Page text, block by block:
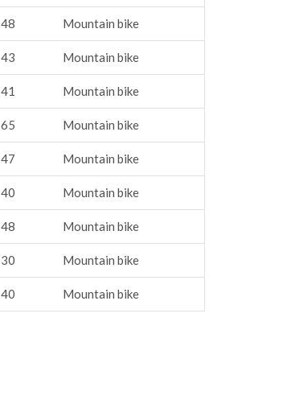
48 Mountain bike
43 Mountain bike
41 Mountain bike
65 Mountain bike
47 Mountain bike
40 Mountain bike
48 Mountain bike
30 Mountain bike
40 Mountain bike